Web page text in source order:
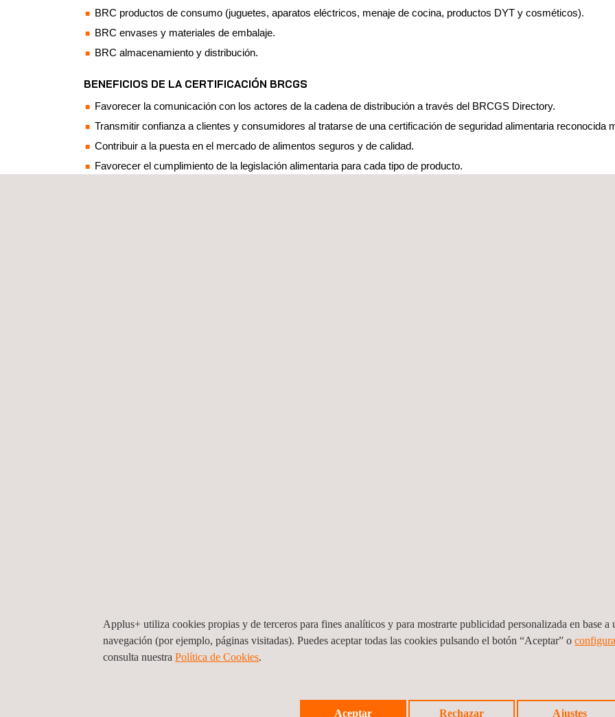
BRC productos de consumo (juguetes, aparatos eléctricos, menaje de cocina, productos DYT y cosméticos).
BRC envases y materiales de embalaje.
BRC almacenamiento y distribución.
BENEFICIOS DE LA CERTIFICACIÓN BRCGS
Favorecer la comunicación con los actores de la cadena de distribución a través del BRCGS Directory.
Transmitir confianza a clientes y consumidores al tratarse de una certificación de seguridad alimentaria reconocida
Contribuir a la puesta en el mercado de alimentos seguros y de calidad.
Favorecer el cumplimiento de la legislación alimentaria para cada tipo de producto.
Applus+ utiliza cookies propias y de terceros para fines analíticos y para mostrarte publicidad personalizada en base
navegación (por ejemplo, páginas visitadas). Puedes aceptar todas las cookies pulsando el botón “Aceptar” o
consulta nuestraPolítica de Cookies. ​
Aceptar Rechazar Ajustes